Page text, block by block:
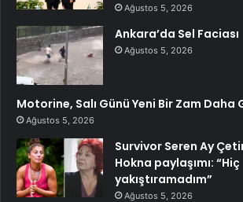
Ağustos 5, 2026
Ankara’da Sel Faciası
Ağustos 5, 2026
Motorine, Salı Günü Yeni Bir Zam Daha
Ağustos 5, 2026
Survivor Seren Ay
Hokna paylaşımı: “Hiç
yakıştıramadım”
Ağustos 5, 2026